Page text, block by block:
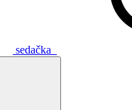
sedačka